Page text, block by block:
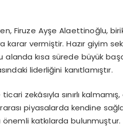
Firuze Ayşe Alaettinoğlu,
vermiştir. Hazır giyim
kısa sürede büyük
liderliğini kanıtlamıştır.
zekâsıyla sınırlı
piyasalarda kendine
katkılarda bulunmuştur.